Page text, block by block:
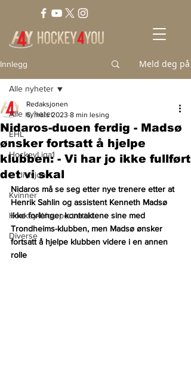
Innlegg Meld deg på
Alle nyheter
EHL
HockeyLiga1
2. divisjon
Kvinner
Hockey4You portrettet
Diverse
Alle nyheter
Nidaros-duoen ferdig - Madsø
ønsker fortsatt å hjelpe
klubben: - Vi har jo ikke fullført
det vi skal
Redaksjonen
6. mars 2023 8 min lesing
Nidaros må se seg etter nye trenere etter at
Henrik Sahlin og assistent Kenneth Madsø
ikke forlenger kontraktene sine med
Trondheims-klubben, men Madsø ønsker
fortsatt å hjelpe klubben videre i en annen
rolle